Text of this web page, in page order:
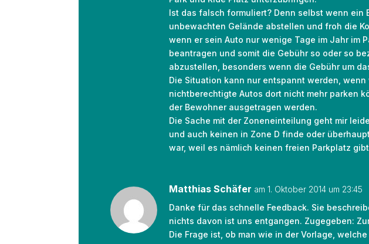
Ist das falsch formuliert? Denn selbst wenn
unbewachten Gelände abstellen und froh die
wenn er sein Auto nur wenige Tage im Jahr im
beantragen und somit die Gebühr so oder so
abzustellen, besonders wenn die Gebühr um
Die Situation kann nur entspannt werden,
nichtberechtigte Autos dort nicht mehr parken
der Bewohner ausgetragen werden.
Die Sache mit der Zoneneinteilung geht mir
und auch keinen in Zone D finde oder
war, weil es nämlich keinen freien Parkplatz
Matthias Schäfer am 1. Oktober 2014 um 23:45
Danke für das schnelle Feedback. Sie
nichts davon ist uns entgangen. Zugegeben:
Die Frage ist, ob man wie in der Vorlage,